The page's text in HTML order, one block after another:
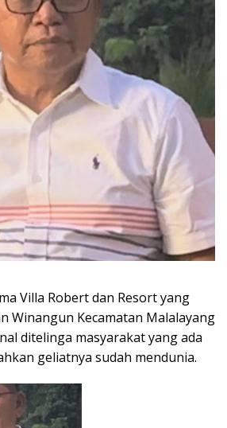
Villa Robert dan Resort yang
Winangun Kecamatan Malalayang
ditelinga masyarakat yang ada
geliatnya sudah mendunia.